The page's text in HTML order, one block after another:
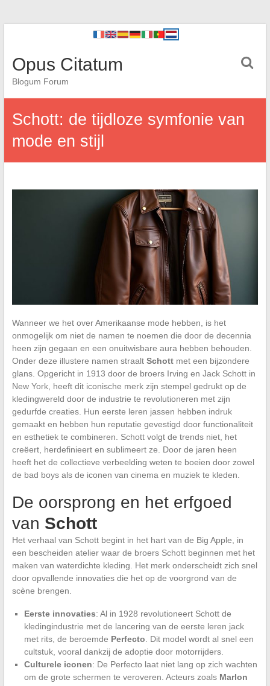
Opus Citatum
Blogum Forum
Schott: de tijdloze symfonie van
mode en stijl
Wanneer we het over Amerikaanse mode hebben, is het
onmogelijk om niet de namen te noemen die door de decennia
heen zijn gegaan en een onuitwisbare aura hebben behouden.
Onder deze illustere namen straalt Schottmet een bijzondere
glans. Opgericht in 1913 door de broers Irving en Jack Schott in
New York, heeft dit iconische merk zijn stempel gedrukt op de
kledingwereld door de industrie te revolutioneren met zijn
gedurfde creaties. Hun eerste leren jassen hebben indruk
gemaakt en hebben hun reputatie gevestigd door functionaliteit
en esthetiek te combineren. Schott volgt de trends niet, het
creëert, herdefinieert en sublimeert ze. Door de jaren heen
heeft het de collectieve verbeelding weten te boeien door zowel
de bad boys als de iconen van cinema en muziek te kleden.
De oorsprong en het erfgoed
van Schott
Het verhaal van Schott begint in het hart van de Big Apple, in
een bescheiden atelier waar de broers Schott beginnen met het
maken van waterdichte kleding. Het merk onderscheidt zich snel
door opvallende innovaties die het op de voorgrond van de
scène brengen.
Eerste innovaties: Al in 1928 revolutioneert Schott de
kledingindustrie met de lancering van de eerste leren jack
met rits, de beroemde Perfecto . Dit model wordt al snel een
cultstuk, vooral dankzij de adoptie door motorrijders.
Culturele iconen: De Perfecto laat niet lang op zich wachten
om de grote schermen te veroveren. Acteurs zoals Marlon